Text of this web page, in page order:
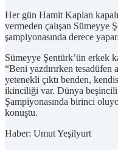
Her gün Hamit Kaplan
vermeden çalışan Sümeyye
şampiyonasında derece
Sümeyye Şentürk’ün erkek
“Beni yazdırırken tesadüfen
yetenekli çıktı benden,
ikinciliği var. Dünya
Şampiyonasında birinci
konuştu.
Haber: Umut Yeşilyurt